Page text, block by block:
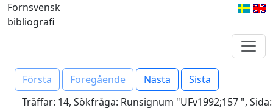
Fornsvensk
bibliografi
Första Föregående Nästa
Sista
Träffar: 14, Sökfråga: Runsignum "UFv1992;157 ",